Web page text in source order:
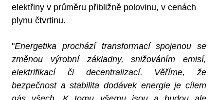
elektřiny v průměru přibližně polovinu, v cenách
plynu čtvrtinu.
"Energetika prochází transformací spojenou se
změnou výrobní základny, snižováním emisí,
elektrifikací či decentralizací. Věříme, že
bezpečnost a stabilita dodávek energie je cílem